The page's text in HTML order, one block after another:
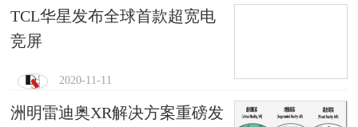
TCL华星发布全球首款超宽电
竞屏
2020-11-11
洲明雷迪奥XR解决方案重磅发